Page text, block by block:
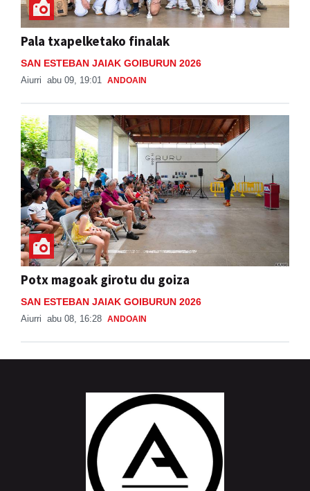
Pala txapelketako finalak
SAN ESTEBAN JAIAK GOIBURUN 2026
Aiurri abu 09, 19:01 ANDOAIN
Potx magoak girotu du goiza
SAN ESTEBAN JAIAK GOIBURUN 2026
Aiurri abu 08, 16:28 ANDOAIN